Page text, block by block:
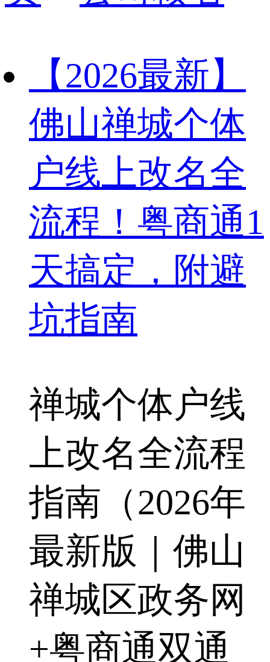
【2026最新】
佛山禅城个体
户线上改名全
流程！粤商通1
天搞定，附避
坑指南
禅城个体户线
上改名全流程
指南（2026年
最新版｜佛山
禅城区政务网
+粤商通双通